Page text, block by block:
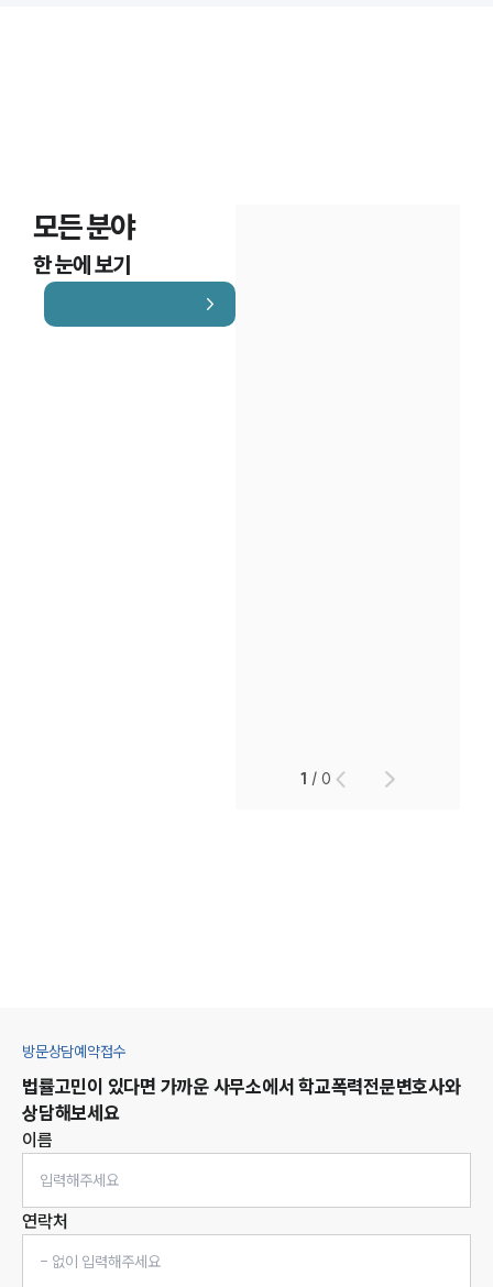
모든 분야
한 눈에 보기
1 /0
방문상담예약접수
법률고민이 있다면 가까운 사무소에서 학교폭력전문변호사와
상담해보세요
이름
연락처